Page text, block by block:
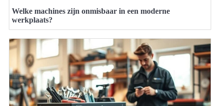
Welke machines zijn onmisbaar in een moderne
werkplaats?